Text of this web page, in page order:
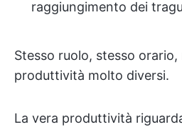
raggiungimento dei
Stesso ruolo, stesso orario,
produttività molto diversi.
La vera produttività